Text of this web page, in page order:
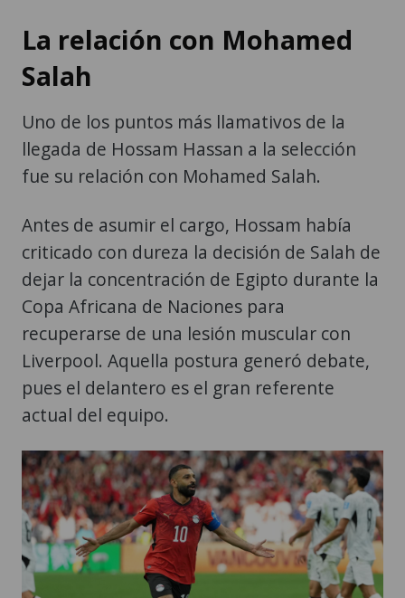
La relación con Mohamed
Salah
Uno de los puntos más llamativos de la
llegada de Hossam Hassan a la selección
fue su relación con Mohamed Salah.
Antes de asumir el cargo, Hossam había
criticado con dureza la decisión de Salah de
dejar la concentración de Egipto durante la
Copa Africana de Naciones para
recuperarse de una lesión muscular con
Liverpool. Aquella postura generó debate,
pues el delantero es el gran referente
actual del equipo.